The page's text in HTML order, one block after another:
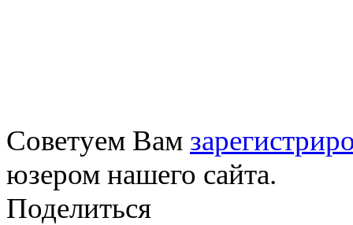
Советуем Вам
юзером нашего сайта.
Поделиться